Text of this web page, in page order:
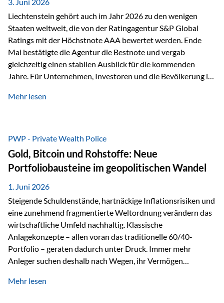
Liechtenstein gehört auch im Jahr 2026 zu den wenigen
Staaten weltweit, die von der Ratingagentur S&P Global
Ratings mit der Höchstnote AAA bewertet werden. Ende
Mai bestätigte die Agentur die Bestnote und vergab
gleichzeitig einen stabilen Ausblick für die kommenden
Jahre. Für Unternehmen, Investoren und die Bevölkerung ist
finanzielle Stabilität des Landes sowie das Vertrauen
trotz Herausforderungen Die weltwirtschaftlichen
Rahmenbedingungen bleiben anspruchsvoll. Geopolitische
Unsicherheiten, eine verhaltene Investitionstätigkeit und
eine schwächere Nachfrage in wichtigen Exportmärkten
beeinflussen auch die liechtensteinische Wirtschaft.
Dennoch sieht…
Mehr lesen
PWP - Private Wealth Police
Gold, Bitcoin und Rohstoffe: Neue
Portfoliobausteine im geopolitischen Wandel
1. Juni 2026
Steigende Schuldenstände, hartnäckige Inflationsrisiken und
eine zunehmend fragmentierte Weltordnung verändern das
wirtschaftliche Umfeld nachhaltig. Klassische
Anlagekonzepte – allen voran das traditionelle 60/40-
Portfolio – geraten dadurch unter Druck. Immer mehr
Anleger suchen deshalb nach Wegen, ihr Vermögen
Unsicherheit abzusichern. Genau hier rücken reale und
Mehr lesen